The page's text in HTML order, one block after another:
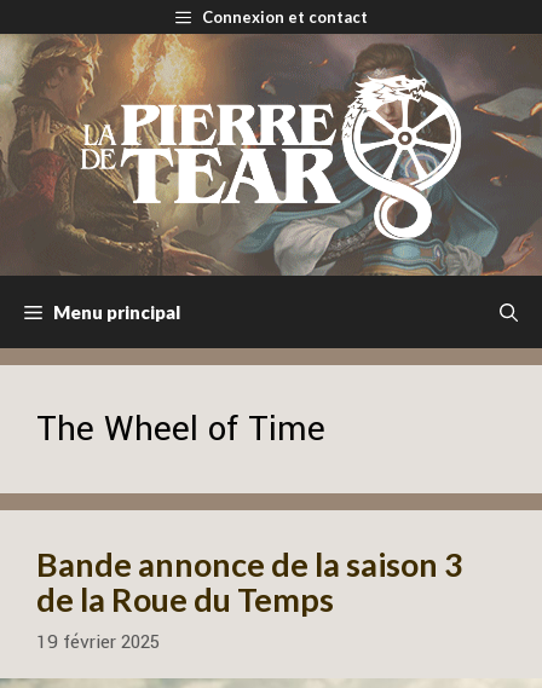
au
contenu
Connexion et contact
Menu principal
The Wheel of Time
Bande annonce de la saison 3
de la Roue du Temps
19 février 2025